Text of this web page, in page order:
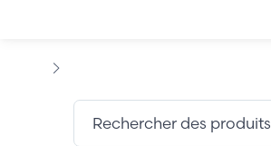
Rechercher des produits